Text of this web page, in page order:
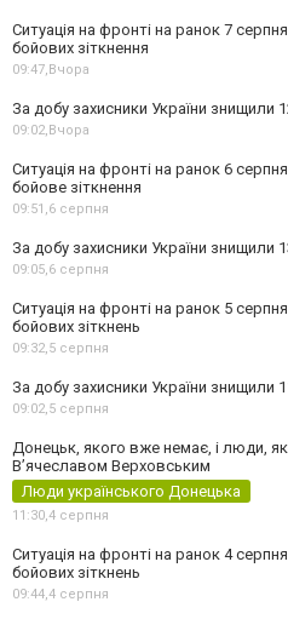
Ситуація на фронті на ранок 7
бойових зіткнення
09:47,Вчора
За добу захисники України знищили
09:02,Вчора
Ситуація на фронті на ранок 6
бойове зіткнення
09:51,6 серпня
За добу захисники України знищили
09:05,6 серпня
Ситуація на фронті на ранок 5
бойових зіткнень
09:32,5 серпня
За добу захисники України знищили
09:02,5 серпня
Донецьк, якого вже немає, і люди,
В’ячеславом Верховським
Люди українського Донецька
11:30,4 серпня
Ситуація на фронті на ранок 4
бойових зіткнень
09:44,4 серпня